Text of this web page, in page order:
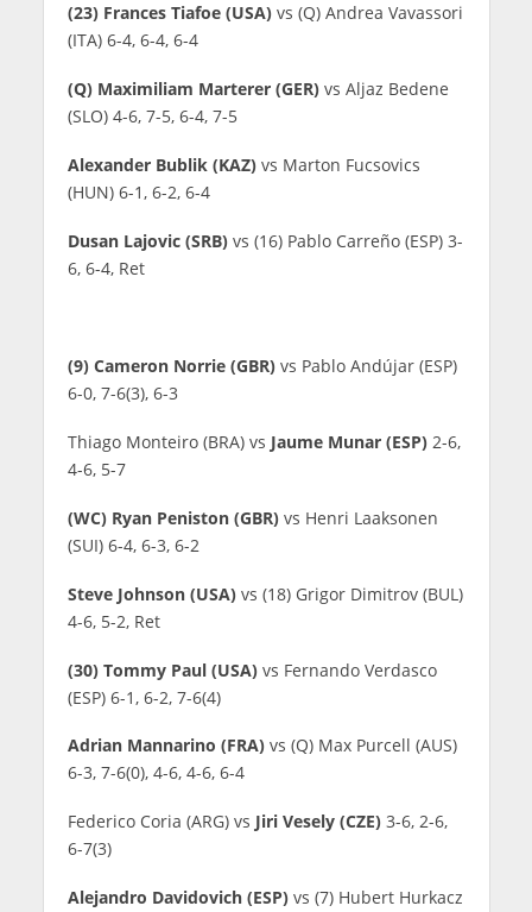
(23) Frances Tiafoe (USA)vs (Q) Andrea Vavassori
(ITA) 6-4, 6-4, 6-4
(Q) Maximiliam Marterer (GER)vs Aljaz Bedene
(SLO) 4-6, 7-5, 6-4, 7-5
Alexander Bublik (KAZ)vs Marton Fucsovics
(HUN) 6-1, 6-2, 6-4
Dusan Lajovic (SRB)vs (16) Pablo Carreño (ESP) 3-
6, 6-4, Ret
(9) Cameron Norrie (GBR)vs Pablo Andújar (ESP)
6-0, 7-6(3), 6-3
Thiago Monteiro (BRA) vs Jaume Munar (ESP)2-6,
4-6, 5-7
(WC) Ryan Peniston (GBR)vs Henri Laaksonen
(SUI) 6-4, 6-3, 6-2
Steve Johnson (USA)vs (18) Grigor Dimitrov (BUL)
4-6, 5-2, Ret
(30) Tommy Paul (USA)vs Fernando Verdasco
(ESP) 6-1, 6-2, 7-6(4)
Adrian Mannarino (FRA)vs (Q) Max Purcell (AUS)
6-3, 7-6(0), 4-6, 4-6, 6-4
Federico Coria (ARG) vs Jiri Vesely (CZE)3-6, 2-6,
6-7(3)
Alejandro Davidovich (ESP)vs (7) Hubert Hurkacz